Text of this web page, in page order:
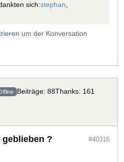
sich:stephan
um der Konversation
Beiträge: 88Thanks: 161
? #40316